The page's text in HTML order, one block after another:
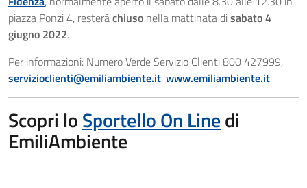
piazza Ponzi 4, resteràchiuso nella mattinata di sabato 4
giugno 2022.
Per informazioni: Numero Verde Servizio Clienti 800 427999,
servizioclienti@emiliambiente.it,www.emiliambiente.it
Scopri loSportello On Linedi
EmiliAmbiente